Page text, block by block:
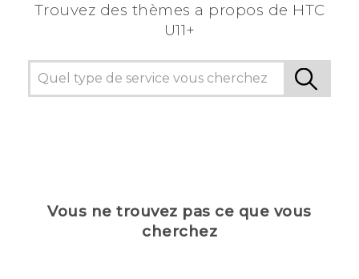
Trouvez des thèmes a propos de HTC
U11+
Vous ne trouvez pas ce que vous
cherchez